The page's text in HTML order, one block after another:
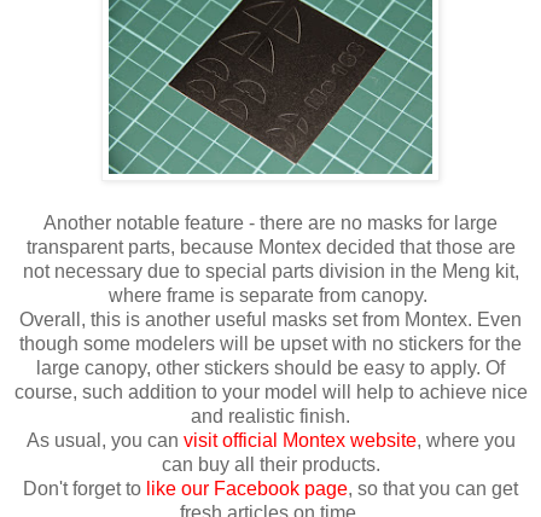
Another notable feature - there are no masks for large
transparent parts, because Montex decided that those are
not necessary due to special parts division in the Meng kit,
where frame is separate from canopy.
Overall, this is another useful masks set from Montex. Even
though some modelers will be upset with no stickers for the
large canopy, other stickers should be easy to apply. Of
course, such addition to your model will help to achieve nice
and realistic finish.
As usual, you can visit official Montex website, where you
can buy all their products.
Don't forget to like our Facebook page, so that you can get
fresh articles on time.